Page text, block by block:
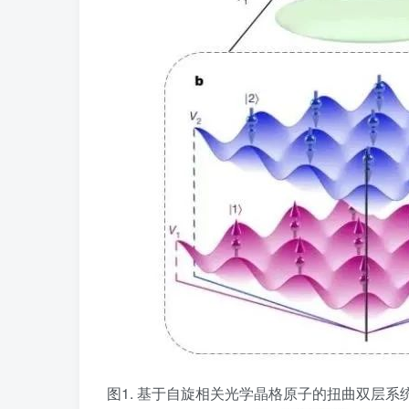
图1. 基于自旋相关光学晶格原子的扭曲双层系